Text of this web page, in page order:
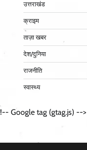
उत्तराखंड
क्राइम
ताज़ा खबर
देश/दुनिया
राजनीति
स्वास्थ्य
!-- Google tag (gtag.js) -->